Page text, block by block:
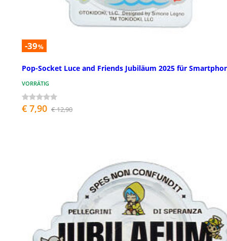
-39%
Pop-Socket Luce and Friends Jubiläum 2025 für
VORRÄTIG
€ 7,90 € 12,90